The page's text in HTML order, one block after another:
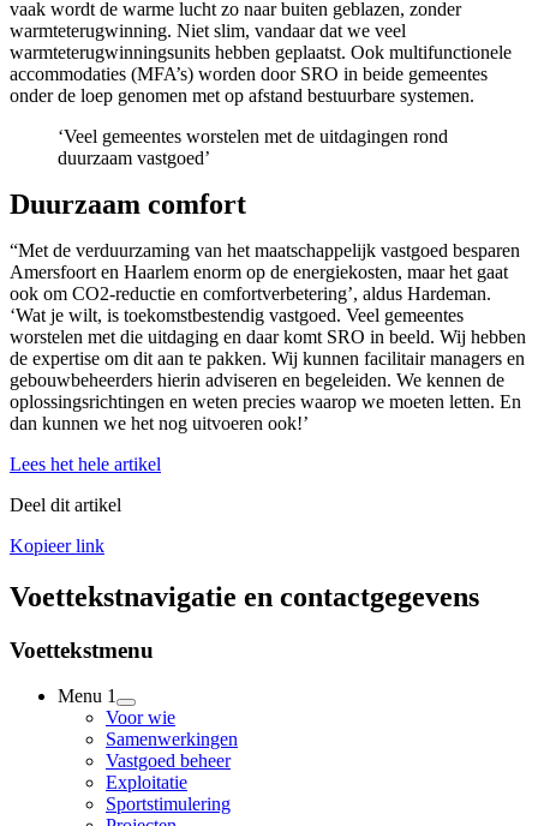
vaak wordt de warme lucht zo naar buiten geblazen, zonder
warmteterugwinning. Niet slim, vandaar dat we veel
warmteterugwinningsunits hebben geplaatst. Ook multifunctionele
accommodaties (MFA’s) worden door SRO in beide gemeentes
onder de loep genomen met op afstand bestuurbare systemen.
‘Veel gemeentes worstelen met de uitdagingen rond
duurzaam vastgoed’
Duurzaam comfort
“Met de verduurzaming van het maatschappelijk vastgoed besparen
Amersfoort en Haarlem enorm op de energiekosten, maar het gaat
ook om CO2-reductie en comfortverbetering’, aldus Hardeman.
‘Wat je wilt, is toekomstbestendig vastgoed. Veel gemeentes
worstelen met die uitdaging en daar komt SRO in beeld. Wij hebben
de expertise om dit aan te pakken. Wij kunnen facilitair managers en
gebouwbeheerders hierin adviseren en begeleiden. We kennen de
oplossingsrichtingen en weten precies waarop we moeten letten. En
dan kunnen we het nog uitvoeren ook!’
Lees het hele artikel
Deel dit artikel
Kopieer link
Voettekstnavigatie en contactgegevens
Voettekstmenu
Menu 1
Voor wie
Samenwerkingen
Vastgoed beheer
Exploitatie
Sportstimulering